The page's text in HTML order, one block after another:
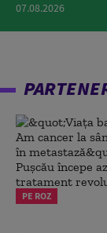
07.08.2026
PE ROZ